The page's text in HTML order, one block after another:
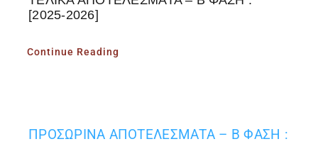
[2025-2026]
Continue Reading
ΠΡΟΣΩΡΙΝΑ ΑΠΟΤΕΛΕΣΜΑΤΑ – Β ΦΑΣΗ :